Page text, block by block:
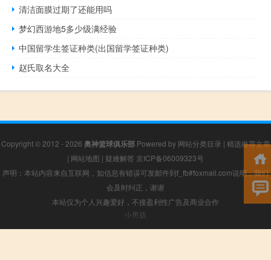
清洁面膜过期了还能用吗
梦幻西游地5多少级满经验
中国留学生签证种类(出国留学签证种类)
赵氏取名大全
Copyright © 2012 - 2026 奥神篮球俱乐部Powered by 网站分类目录 | 精选推荐文章
| 网站地图 | 疑难解答 京ICP备06009323号
声明：本站内容来自互联网，如信息有错误可发邮件到f_fb#foxmail.com说明，我们
会及时纠正，谢谢
本站仅为个人兴趣爱好，不接盈利性广告及商业合作
小男孩